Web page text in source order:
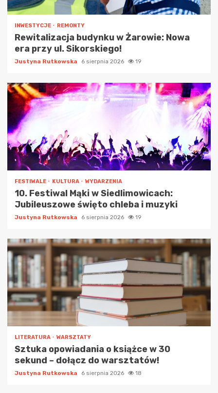
INWESTYCJE REMONTY
Rewitalizacja budynku w Żarowie: Nowa
era przy ul. Sikorskiego!
Justyna Rutkowska 6 sierpnia 2026 19
FESTIWALE KULTURA WYDARZENIA
10. Festiwal Mąki w Siedlimowicach:
Jubileuszowe święto chleba i muzyki
Justyna Rutkowska 6 sierpnia 2026 19
LITERATURA WARSZTATY
Sztuka opowiadania o książce w 30
sekund – dołącz do warsztatów!
Justyna Rutkowska 6 sierpnia 2026 18